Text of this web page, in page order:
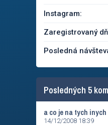
Instagram:
Zaregistrovaný
Posledná
Posledných 5
a co je na tych
14/12/2008 18:39